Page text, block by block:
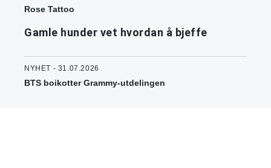
Rose Tattoo
Gamle hunder vet hvordan å bjeffe
NYHET - 31.07.2026
BTS boikotter Grammy-utdelingen